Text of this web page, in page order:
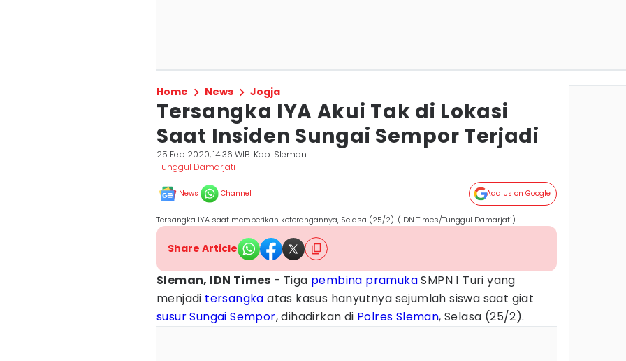
Home News Jogja
Tersangka IYA Akui Tak di Lokasi
Saat Insiden Sungai Sempor Terjadi
25 Feb 2020, 14:36 WIB Kab. Sleman
Tunggul Damarjati
News Channel Add Us on Google
Tersangka IYA saat memberikan keterangannya, Selasa (25/2). (IDN Times/Tunggul Damarjati)
Share Article
Sleman, IDN Times - Tiga pembina pramukaSMPN 1 Turi yang
menjadi tersangka atas kasus hanyutnya sejumlah siswa saat giat
susur Sungai Sempor, dihadirkan di Polres Sleman, Selasa (25/2).